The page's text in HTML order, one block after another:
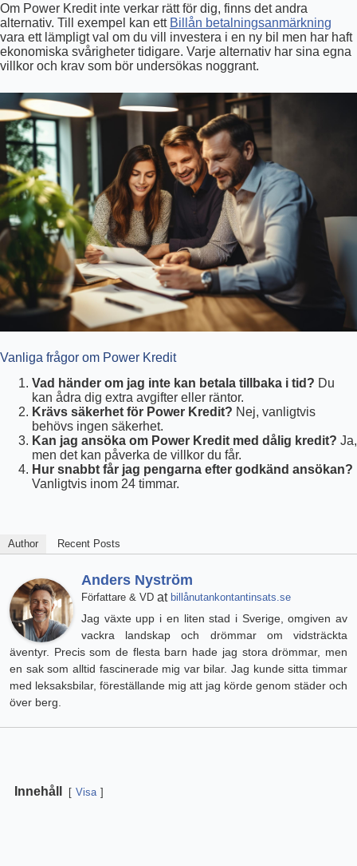
Om Power Kredit inte verkar rätt för dig, finns det andra
alternativ. Till exempel kan ett Billån betalningsanmärkning
vara ett lämpligt val om du vill investera i en ny bil men har haft
ekonomiska svårigheter tidigare. Varje alternativ har sina egna
villkor och krav som bör undersökas noggrant.
Vanliga frågor om Power Kredit
Vad händer om jag inte kan betala tillbaka i tid? Du
kan ådra dig extra avgifter eller räntor.
Krävs säkerhet för Power Kredit? Nej, vanligtvis
behövs ingen säkerhet.
Kan jag ansöka om Power Kredit med dålig kredit? Ja,
men det kan påverka de villkor du får.
Hur snabbt får jag pengarna efter godkänd ansökan?
Vanligtvis inom 24 timmar.
Author Recent Posts
Anders Nyström
Författare & VD at billånutankontantinsats.se
Jag växte upp i en liten stad i Sverige, omgiven av
vackra landskap och drömmar om vidsträckta
äventyr. Precis som de flesta barn hade jag stora drömmar, men
en sak som alltid fascinerade mig var bilar. Jag kunde sitta timmar
med leksaksbilar, föreställande mig att jag körde genom städer och
över berg.
Innehåll Visa